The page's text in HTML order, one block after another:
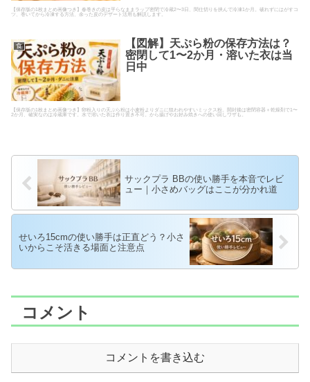
【保存版の1枚まとめ画像つき】春巻きの皮は平らなままラップ密閉で冷蔵2〜3日、間仕切りを挟んで冷凍1か月。破れずにはがすコ
ツ、巻いてから冷凍する方法、余った皮のデザート活用も解説します。
食
【図解】天ぷら粉の保存方法は？
密閉して1〜2か月・溶いた衣は当
日中
【保存版の1枚まとめ画像つき】卵粉入りの天ぷら粉は小麦粉よりダニに狙われやすいミックス粉。開封後は密閉容器＋乾燥剤で1〜
2か月、確実なのは冷蔵庫です。水で溶いた衣は作り置き不可。から揚げやお好み焼きへの使い回しワザも。
サックプラ BBの使い勝手を本音でレビ
ュー｜小さめバッグはここが分かれ道
せいろ15cmの使い勝手は正直どう？小さ
いからこそ活きる場面と注意点
コメント
コメントを書き込む